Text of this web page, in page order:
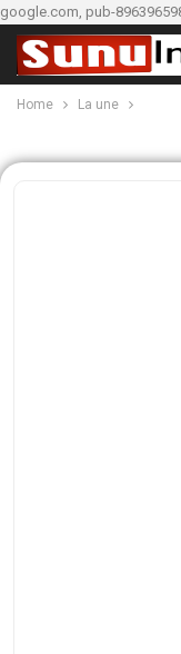
google.com, pub-
Home La une